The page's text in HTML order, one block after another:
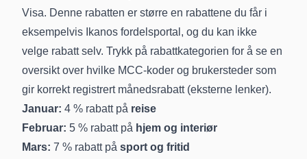
Visa. Denne rabatten er større en rabattene du får i
eksempelvis Ikanos fordelsportal, og du kan ikke
velge rabatt selv. Trykk på rabattkategorien for å se en
oversikt over hvilke MCC-koder og brukersteder som
gir korrekt registrert månedsrabatt (eksterne lenker).
Januar: 4 % rabatt på reise
Februar: 5 % rabatt på hjem og interiør
Mars: 7 % rabatt på sport og fritid